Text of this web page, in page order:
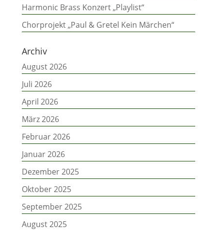
Harmonic Brass Konzert „Playlist“
Chorprojekt „Paul & Gretel Kein Märchen“
Archiv
August 2026
Juli 2026
April 2026
März 2026
Februar 2026
Januar 2026
Dezember 2025
Oktober 2025
September 2025
August 2025